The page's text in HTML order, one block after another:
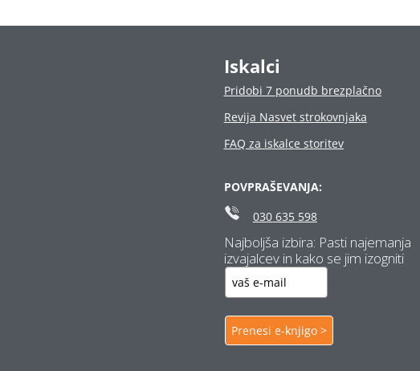
Poceni prevozi: vodnik za iskanje
ugodnih in zanesljivih ponudnikov